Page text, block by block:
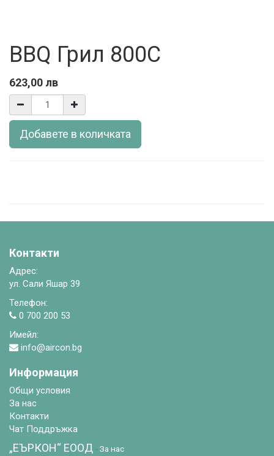
BBQ Грил 800С
623,00 лв
Добавете в количката
Контакти
Адрес:
ул. Сали Яшар 39
Телефон:
0 700 200 53
Имейл:
info@aircon.bg
Информация
Общи условия
За нас
Контакти
Чат Поддръжка
„ЕЪРКОН“ EООД - За нас